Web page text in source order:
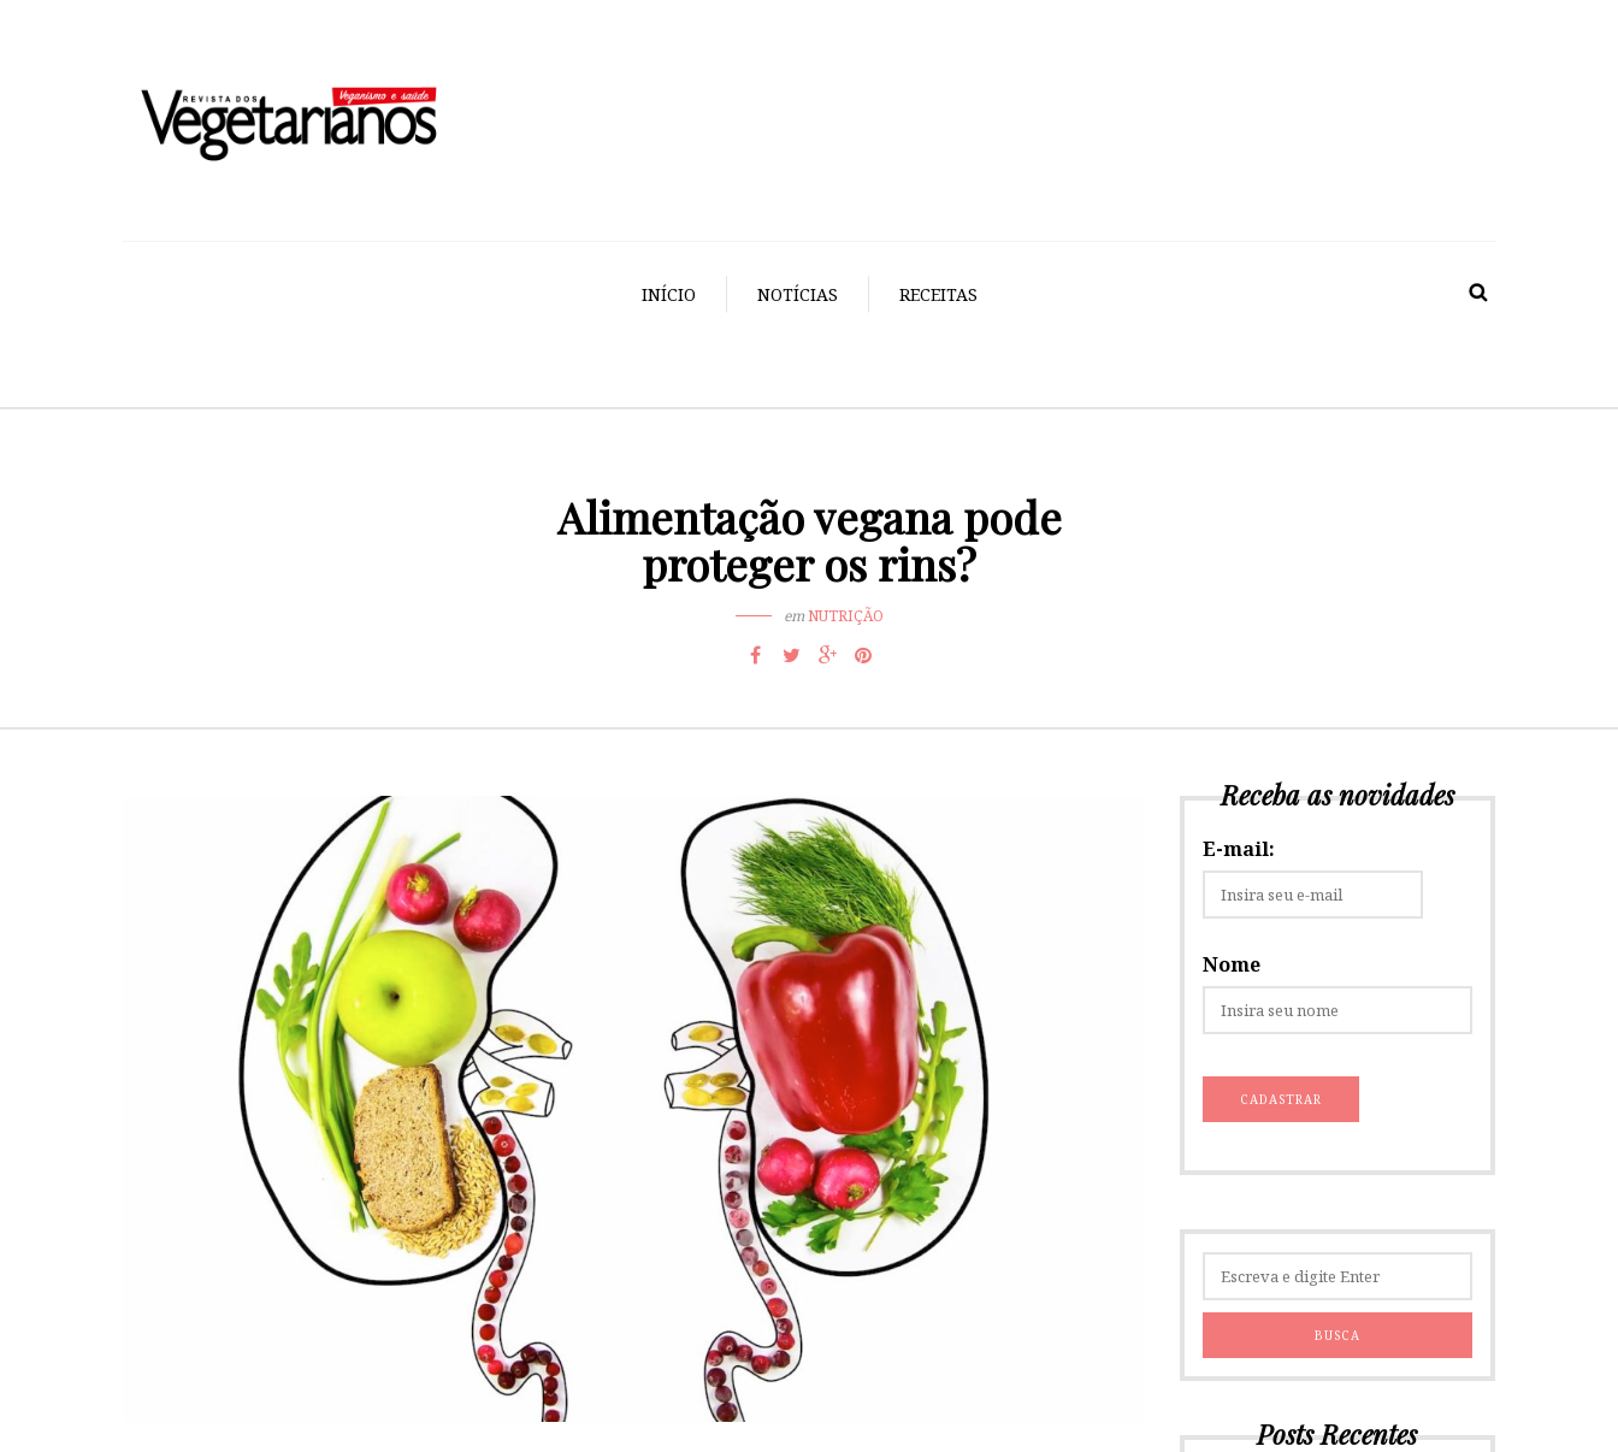
INÍCIO NOTÍCIAS RECEITAS
Alimentação vegana pode
proteger os rins?
emNUTRIÇÃO
Receba as novidades
E-mail:
Nome
Posts Recentes